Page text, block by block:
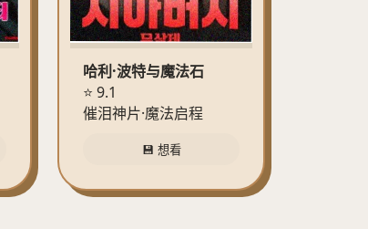
哈利·波特与魔法石
⭐ 9.1
催泪神片·魔法启程
💾 想看